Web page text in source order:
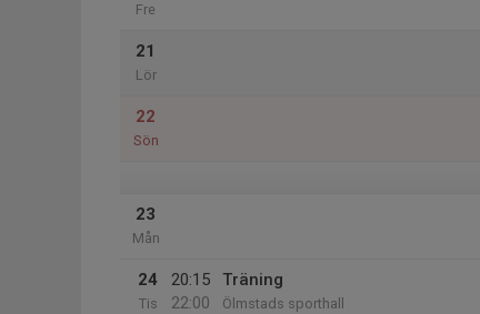
Fre
21
Lör
22
Sön
23
Mån
24
Tis
20:15
22:00
Träning
Ölmstads sporthall